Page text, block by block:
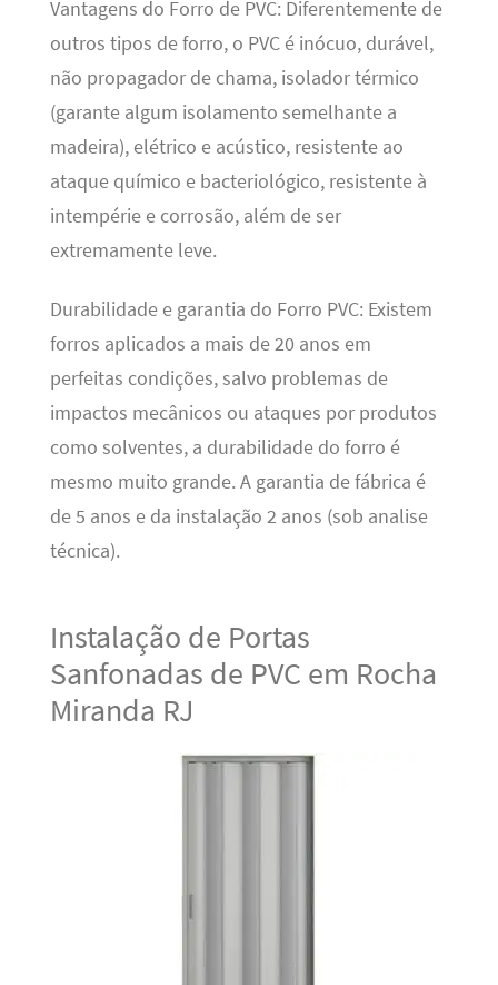
Vantagens do Forro de PVC: Diferentemente de
outros tipos de forro, o PVC é inócuo, durável,
não propagador de chama, isolador térmico
(garante algum isolamento semelhante a
madeira), elétrico e acústico, resistente ao
ataque químico e bacteriológico, resistente à
intempérie e corrosão, além de ser
extremamente leve.
Durabilidade e garantia do Forro PVC: Existem
forros aplicados a mais de 20 anos em
perfeitas condições, salvo problemas de
impactos mecânicos ou ataques por produtos
como solventes, a durabilidade do forro é
mesmo muito grande. A garantia de fábrica é
de 5 anos e da instalação 2 anos (sob analise
técnica).
Instalação de Portas
Sanfonadas de PVC em Rocha
Miranda RJ